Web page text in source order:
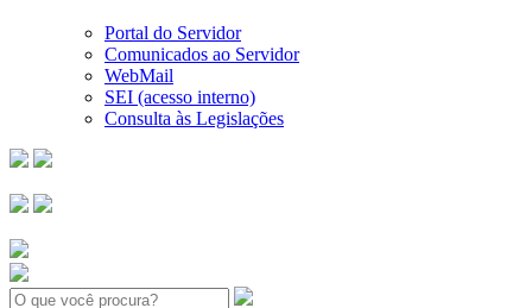
Portal do Servidor
Comunicados ao Servidor
WebMail
SEI (acesso interno)
Consulta às Legislações
Search: